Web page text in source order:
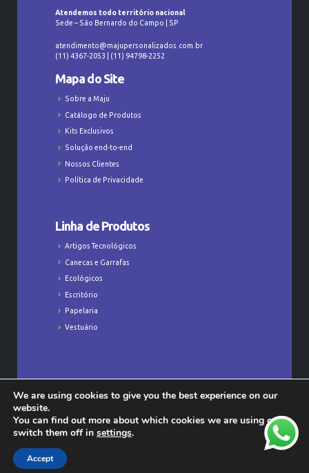
Atendemos todo território nacional
Sede – São Bernardo do Campo | SP
atendimento@majupersonalizados.com.br
(11) 4367-2053 | (11) 94798-2252
Mapa do Site
Sobre a Maju
Catálogo de Produtos
Kits Exclusivos
Solução end-to-end
Nossos Clientes
Política de Privacidade
Linha de Produtos
Artigos Tecnológicos
Canecas e Garrafas
Ecológicos
Escritório
Papelaria
Vestuário
Todos os Direitos Reservados © Majú
We are using cookies to give you the best experience on our
website.
You can find out more about which cookies we are using or
switch them off in settings.
Accept